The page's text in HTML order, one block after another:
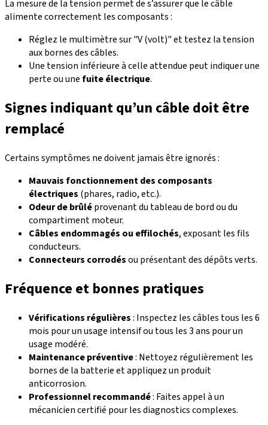
La mesure de la tension permet de s’assurer que le câble
alimente correctement les composants :
Réglez le multimètre sur "V (volt)" et testez la tension
aux bornes des câbles.
Une tension inférieure à celle attendue peut indiquer une
perte ou unefuite électrique.
Signes indiquant qu’un câble doit être
remplacé
Certains symptômes ne doivent jamais être ignorés :
Mauvais fonctionnement des composants
électriques (phares, radio, etc.).
Odeur de brûléprovenant du tableau de bord ou du
compartiment moteur.
Câbles endommagés ou effilochés, exposant les fils
conducteurs.
Connecteurs corrodésou présentant des dépôts verts.
Fréquence et bonnes pratiques
Vérifications régulières: Inspectez les câbles tous les 6
mois pour un usage intensif ou tous les 3 ans pour un
usage modéré.
Maintenance préventive: Nettoyez régulièrement les
bornes de la batterie et appliquez un produit
anticorrosion.
Professionnel recommandé: Faites appel à un
mécanicien certifié pour les diagnostics complexes.